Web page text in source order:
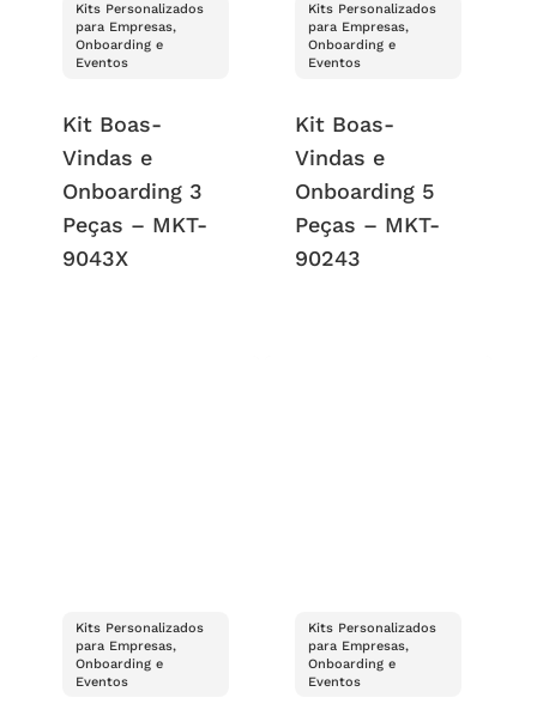
Kits Personalizados
para Empresas,
Onboarding e
Eventos
Kit Boas-
Vindas e
Onboarding 3
Peças – MKT-
9043X
Kits Personalizados
para Empresas,
Onboarding e
Eventos
Kit Boas-
Vindas e
Onboarding 5
Peças – MKT-
90243
Kits Personalizados
para Empresas,
Onboarding e
Eventos
Kits Personalizados
para Empresas,
Onboarding e
Eventos